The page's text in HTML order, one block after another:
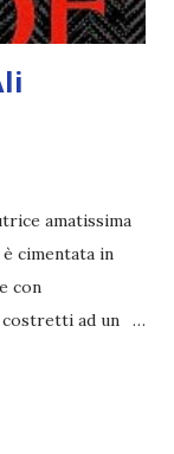
amatissima
cimentata in
con
ad un
Ali
Kupfer Anno: